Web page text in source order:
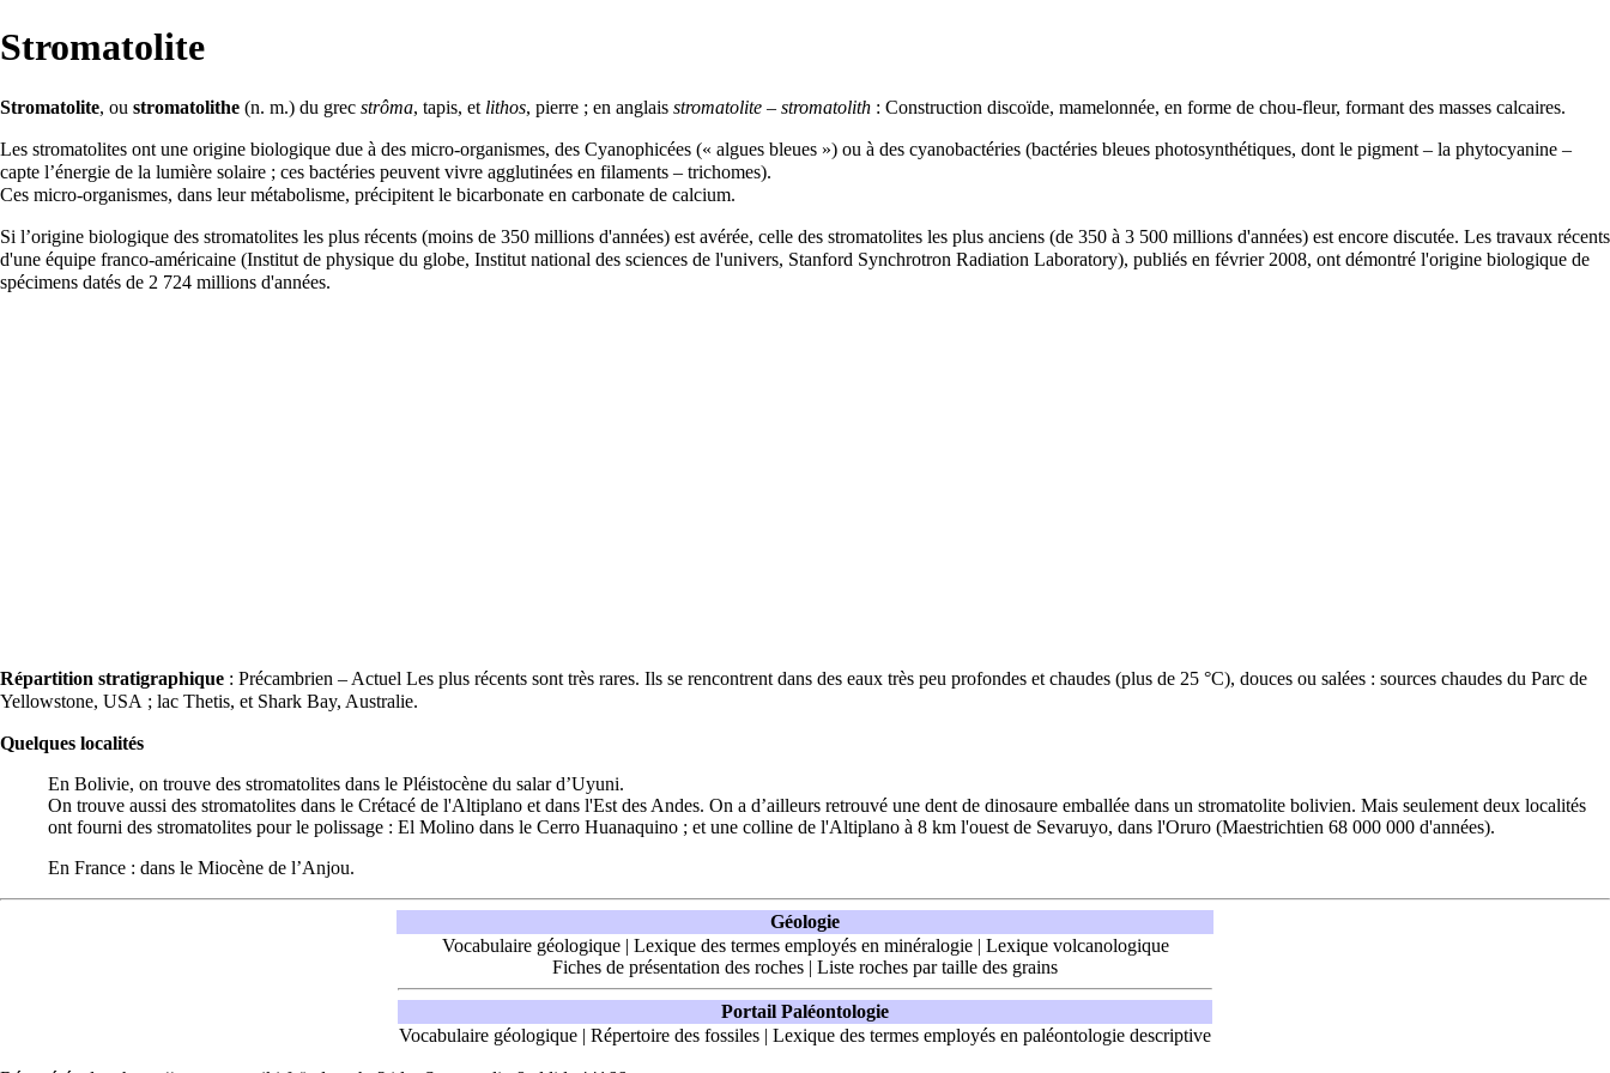
Stromatolite
Stromatolite, ou stromatolithe (n. m.) du grec strôma, tapis, et lithos, pierre ; en anglais stromatolite – stromatolith : Construction discoïde, mamelonnée, en forme de chou-fleur, formant des masses calcaires.
Les stromatolites ont une origine biologique due à des micro-organismes, des Cyanophicées (« algues bleues ») ou à des cyanobactéries (bactéries bleues photosynthétiques, dont le pigment – la phytocyanine –
capte l’énergie de la lumière solaire ; ces bactéries peuvent vivre agglutinées en filaments – trichomes).
Ces micro-organismes, dans leur métabolisme, précipitent le bicarbonate en carbonate de calcium.
Si l’origine biologique des stromatolites les plus récents (moins de 350 millions d'années) est avérée, celle des stromatolites les plus anciens (de 350 à 3 500 millions d'années) est encore discutée. Les travaux récents
d'une équipe franco-américaine (Institut de physique du globe, Institut national des sciences de l'univers, Stanford Synchrotron Radiation Laboratory), publiés en février 2008, ont démontré l'origine biologique de
spécimens datés de 2 724 millions d'années.
Répartition stratigraphique : Précambrien – Actuel Les plus récents sont très rares. Ils se rencontrent dans des eaux très peu profondes et chaudes (plus de 25 °C), douces ou salées : sources chaudes du Parc de
Yellowstone, USA ; lac Thetis, et Shark Bay, Australie.
Quelques localités
En Bolivie, on trouve des stromatolites dans le Pléistocène du salar d’Uyuni.
On trouve aussi des stromatolites dans le Crétacé de l'Altiplano et dans l'Est des Andes. On a d’ailleurs retrouvé une dent de dinosaure emballée dans un stromatolite bolivien. Mais seulement deux localités
ont fourni des stromatolites pour le polissage : El Molino dans le Cerro Huanaquino ; et une colline de l'Altiplano à 8 km l'ouest de Sevaruyo, dans l'Oruro (Maestrichtien 68 000 000 d'années).
En France : dans le Miocène de l’Anjou.
Géologie
Vocabulaire géologique| Lexique des termes employés en minéralogie| Lexique volcanologique
Fiches de présentation des roches | Liste roches par taille des grains
Portail Paléontologie
Vocabulaire géologique | Répertoire des fossiles | Lexique des termes employés en paléontologie descriptive